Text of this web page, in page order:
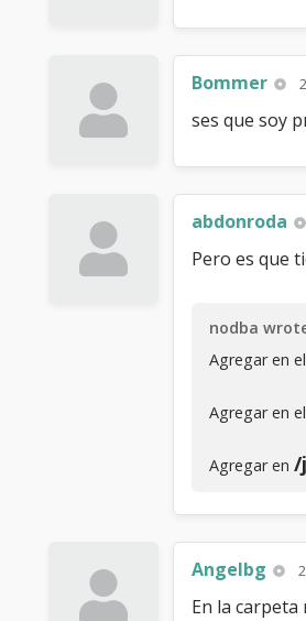
Bommer
ses que soy
abdonroda
Pero es que
nodba
Agregar en el
Agregar en el
Agregar en /
Angelbg
En la